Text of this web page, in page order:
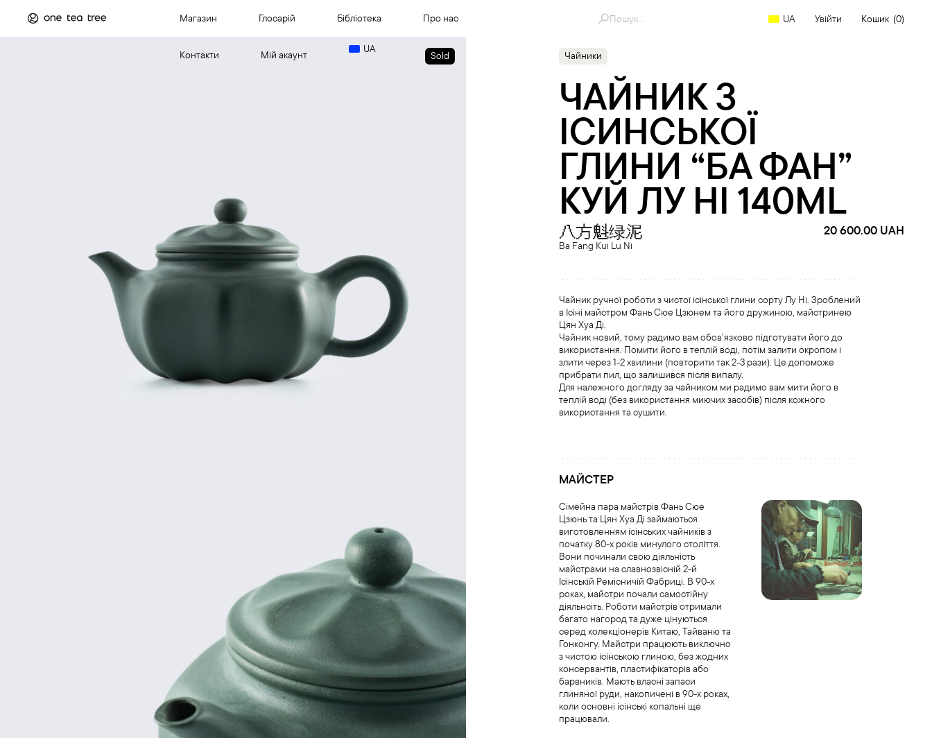
Магазин Глосарій Бібліотека Про нас
Контакти Мій акаунт UA
for:
UA Увійти Кошик (0)
Sold Чайники
ЧАЙНИК З
ІСИНСЬКОЇ
ГЛИНИ “БА ФАН”
КУЙ ЛУ НІ 140ML
20 600.00 UAH
八方魁绿泥
Ba Fang Kui Lu Ni
Чайник ручної роботи з чистої ісінської глини сорту Лу Ні. Зроблений
в Ісіні майстром Фань Сюе Цзюнем та його дружиною, майстринею
Цян Хуа Ді.
Чайник новий, тому радимо вам обов’язково підготувати його до
використання. Помити його в теплій воді, потім залити окропом і
злити через 1-2 хвилини (повторити так 2-3 рази). Це допоможе
прибрати пил, що залишився після випалу.
Для належного догляду за чайником ми радимо вам мити його в
теплій воді (без використання миючих засобів) після кожного
використання та сушити.
МАЙСТЕР
Сімейна пара майстрів Фань Сюе
Цзюнь та Цян Хуа Ді займаються
виготовленням ісінських чайників з
початку 80-х років минулого століття.
Вони починали свою діяльність
майстрами на славнозвісній 2-й
Ісінській Ремісничій Фабриці. В 90-х
роках, майстри почали самостійну
діяльнсіть. Роботи майстрів отримали
багато нагород та дуже цінуються
серед колекціонерів Китаю, Тайваню та
Гонконгу. Майстри працюють виключно
з чистою ісінською глиною, без жодних
консервантів, пластифікаторів або
барвників. Мають власні запаси
глиняної руди, накопичені в 90-х роках,
коли основні ісінські копальні ще
працювали.